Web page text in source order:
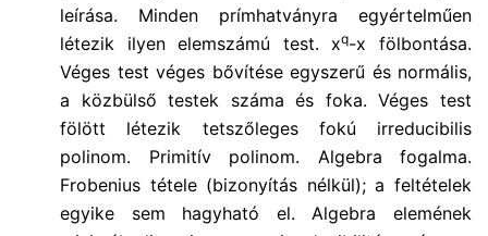
leírása. Minden prímhatványra egyértelműen
létezik ilyen elemszámú test. xq-x fölbontása.
Véges test véges bővítése egyszerű és normális,
a közbülső testek száma és foka. Véges test
fölött létezik tetszőleges fokú irreducibilis
polinom. Primitív polinom. Algebra fogalma.
Frobenius tétele (bizonyítás nélkül); a feltételek
egyike sem hagyható el. Algebra elemének